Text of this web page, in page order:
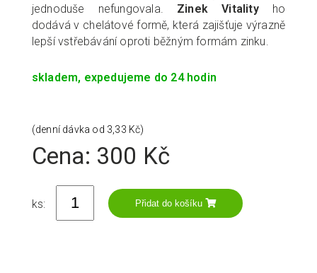
jednoduše nefungovala. Zinek Vitalityho
dodává v chelátové formě, která zajišťuje výrazně
lepší vstřebávání oproti běžným formám zinku.
skladem, expedujeme do 24 hodin
(denní dávka od 3,33 Kč)
Cena: 300 Kč
ks: Přidat do košíku